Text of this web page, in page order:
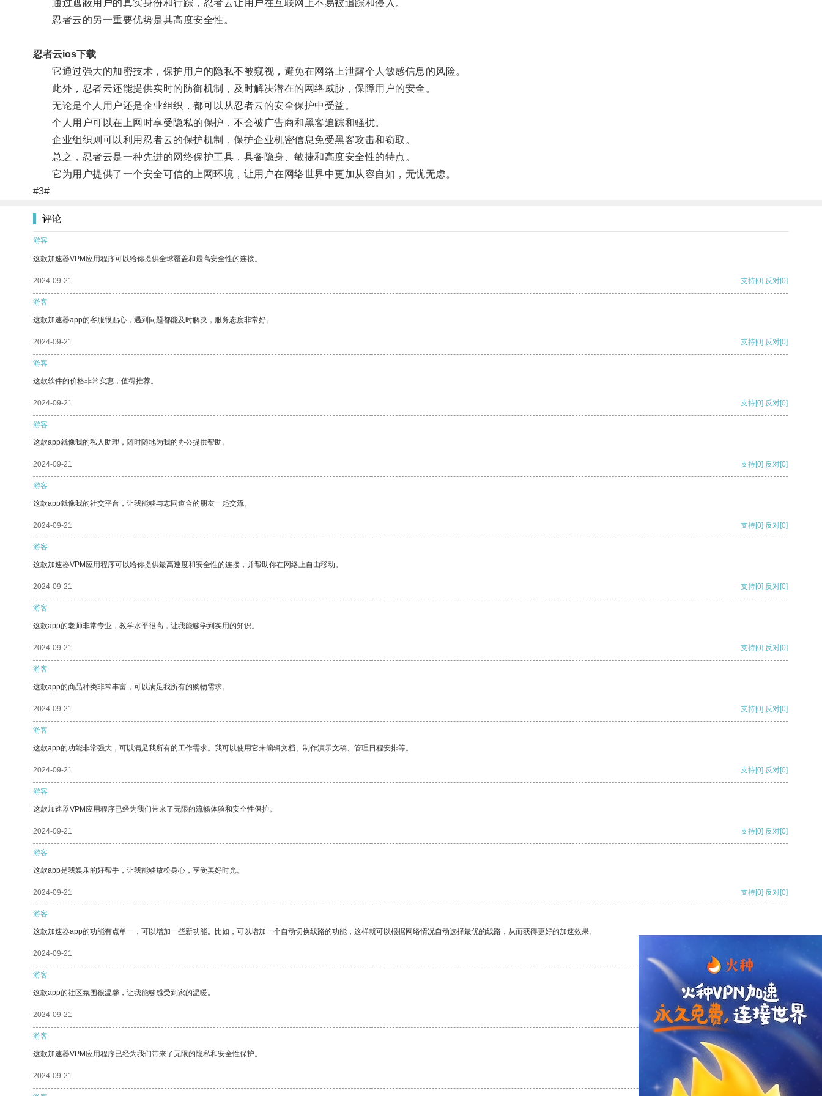
通过遮蔽用户的真实身份和行踪，忍者云让用户在互联网上不易被追踪和侵入。
忍者云的另一重要优势是其高度安全性。
忍者云ios下载
它通过强大的加密技术，保护用户的隐私不被窥视，避免在网络上泄露个人敏感信息的风险。
此外，忍者云还能提供实时的防御机制，及时解决潜在的网络威胁，保障用户的安全。
无论是个人用户还是企业组织，都可以从忍者云的安全保护中受益。
个人用户可以在上网时享受隐私的保护，不会被广告商和黑客追踪和骚扰。
企业组织则可以利用忍者云的保护机制，保护企业机密信息免受黑客攻击和窃取。
总之，忍者云是一种先进的网络保护工具，具备隐身、敏捷和高度安全性的特点。
它为用户提供了一个安全可信的上网环境，让用户在网络世界中更加从容自如，无忧无虑。
#3#
评论
游客
这款加速器VPM应用程序可以给你提供全球覆盖和最高安全性的连接。
2024-09-21 支持[0] 反对[0]
游客
这款加速器app的客服很贴心，遇到问题都能及时解决，服务态度非常好。
2024-09-21 支持[0] 反对[0]
游客
这款软件的价格非常实惠，值得推荐。
2024-09-21 支持[0] 反对[0]
游客
这款app就像我的私人助理，随时随地为我的办公提供帮助。
2024-09-21 支持[0] 反对[0]
游客
这款app就像我的社交平台，让我能够与志同道合的朋友一起交流。
2024-09-21 支持[0] 反对[0]
游客
这款加速器VPM应用程序可以给你提供最高速度和安全性的连接，并帮助你在网络上自由移动。
2024-09-21 支持[0] 反对[0]
游客
这款app的老师非常专业，教学水平很高，让我能够学到实用的知识。
2024-09-21 支持[0] 反对[0]
游客
这款app的商品种类非常丰富，可以满足我所有的购物需求。
2024-09-21 支持[0] 反对[0]
游客
这款app的功能非常强大，可以满足我所有的工作需求。我可以使用它来编辑文档、制作演示文稿、管理日程安排等。
2024-09-21 支持[0] 反对[0]
游客
这款加速器VPM应用程序已经为我们带来了无限的流畅体验和安全性保护。
2024-09-21 支持[0] 反对[0]
游客
这款app是我娱乐的好帮手，让我能够放松身心，享受美好时光。
2024-09-21 支持[0] 反对[0]
游客
这款加速器app的功能有点单一，可以增加一些新功能。比如，可以增加一个自动切换线路的功能，这样就可以根据网络情况自动选择最优的线路，从而获得更好的加速效果。
2024-09-21
游客
这款app的社区氛围很温馨，让我能够感受到家的温暖。
2024-09-21 支持 [0] 反对[0]
游客
这款加速器VPM应用程序已经为我们带来了无限的隐私和安全性保护。
2024-09-21 支持[0] 反对